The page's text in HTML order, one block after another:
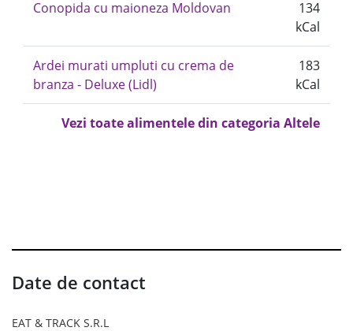
Conopida cu maioneza Moldovan
134
kCal
Ardei murati umpluti cu crema de
branza - Deluxe (Lidl)
183
kCal
Vezi toate alimentele din categoria Altele
Date de contact
EAT & TRACK S.R.L